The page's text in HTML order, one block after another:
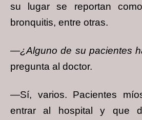
su lugar se reportan
bronquitis, entre otras.
—¿Alguno de su pacientes
pregunta al doctor.
—Sí, varios. Pacientes
entrar al hospital y que